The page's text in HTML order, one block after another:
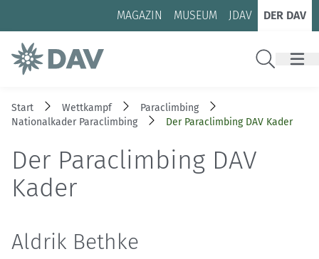
Zum Inhalt
Zur Footer-Navigation
MAGAZIN MUSEUM JDAV DER DAV
Start Wettkampf
Paraclimbing
Nationalkader Paraclimbing
Der Paraclimbing DAV Kader
Der Paraclimbing DAV
Kader
Aldrik Bethke